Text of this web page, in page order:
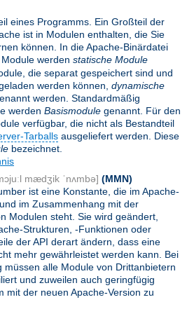
eines Programms. Ein Großteil der
ist in Modulen enthalten, die Sie
können. In die Apache-Binärdatei
werden statische Module
die separat gespeichert sind und
werden können, dynamische
werden. Standardmäßig
werden Basismodule genannt. Für den
verfügbar, die nicht als Bestandteil
Tarballs ausgeliefert werden. Diese
bezeichnet.
mædʒik ˈnʌmbə] (MMN)
ist eine Konstante, die im Apache-
im Zusammenhang mit der
Modulen steht. Sie wird geändert,
Strukturen, -Funktionen oder
der API derart ändern, dass eine
mehr gewährleistet werden kann. Bei
müssen alle Module von Drittanbietern
und zuweilen auch geringfügig
mit der neuen Apache-Version zu